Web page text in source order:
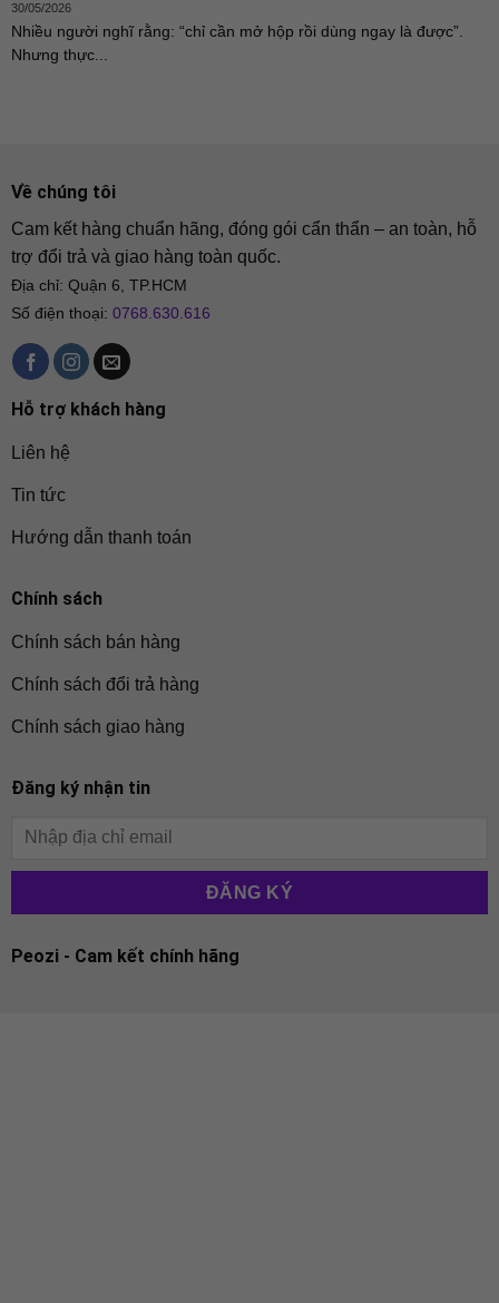
30/05/2026
Nhiều người nghĩ rằng: “chỉ cần mở hộp rồi dùng ngay là được”.
Nhưng thực...
Về chúng tôi
Cam kết hàng chuẩn hãng, đóng gói cẩn thẩn – an toàn, hỗ
trợ đổi trả và giao hàng toàn quốc.
Địa chỉ: Quận 6, TP.HCM
Số điện thoại: 0768.630.616
Hỗ trợ khách hàng
Liên hệ
Tin tức
Hướng dẫn thanh toán
Chính sách
Chính sách bán hàng
Chính sách đổi trả hàng
Chính sách giao hàng
Đăng ký nhận tin
Peozi - Cam kết chính hãng